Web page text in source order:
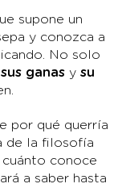
supone un
y conozca a
No solo
sus ganas y su
por qué querría
de la filosofía
conoce
a saber hasta